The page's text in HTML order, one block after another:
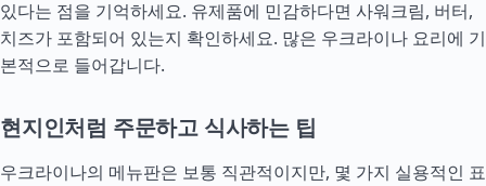
있다는 점을 기억하세요. 유제품에 민감하다면 사워크림, 버터,
치즈가 포함되어 있는지 확인하세요. 많은 우크라이나 요리에 기
본적으로 들어갑니다.
현지인처럼 주문하고 식사하는 팁
우크라이나의 메뉴판은 보통 직관적이지만, 몇 가지 실용적인 표